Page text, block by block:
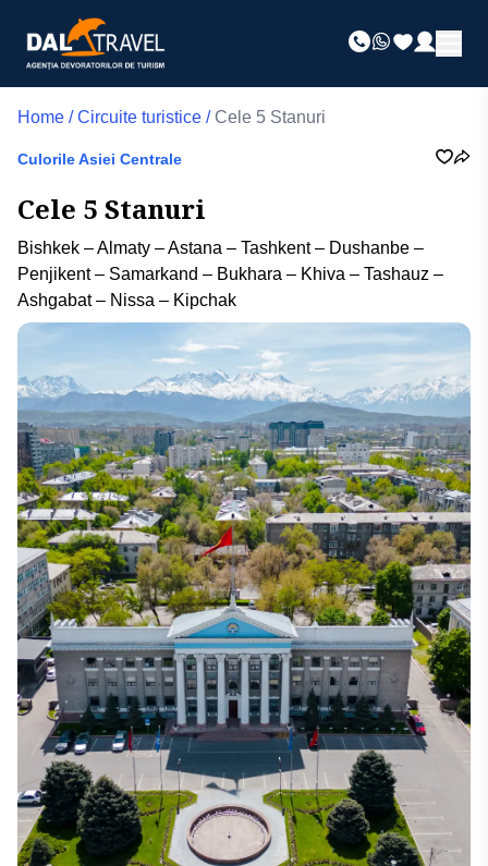
Home / Circuite turistice / Cele 5 Stanuri
Culorile Asiei Centrale
Cele 5 Stanuri
Bishkek – Almaty – Astana – Tashkent – Dushanbe –
Penjikent – Samarkand – Bukhara – Khiva – Tashauz –
Ashgabat – Nissa – Kipchak